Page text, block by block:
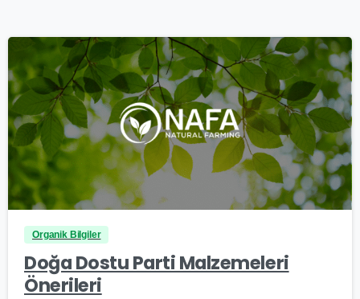
0
Organik Bilgiler
Doğa Dostu Parti Malzemeleri
Önerileri